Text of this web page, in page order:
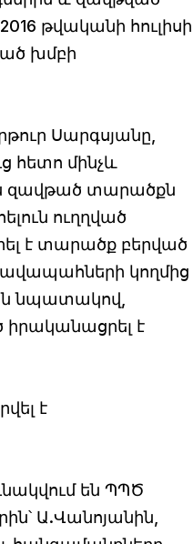
թվականի հուլիսի
խմբի
Սարգսյանը,
հետո մինչև
զավթած տարածքն
ուղղված
է տարածք բերված
կողմից
նպատակով,
իրականացրել է
է
են ՊՊԾ
Ա.Վանոյանին,